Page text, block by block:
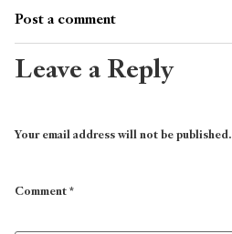
Post a comment
Leave a Reply
Your email address will not be published.
Comment*